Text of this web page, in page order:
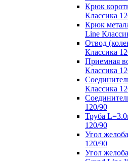
Крюк
Классика
Крюк
Line
Отвод
Классика
Приемная
Классика
Классика
120/90
Труба
120/90
Угол
120/90
Угол